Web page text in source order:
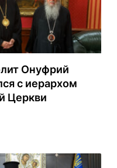
Онуфрий
с иерархом
Церкви